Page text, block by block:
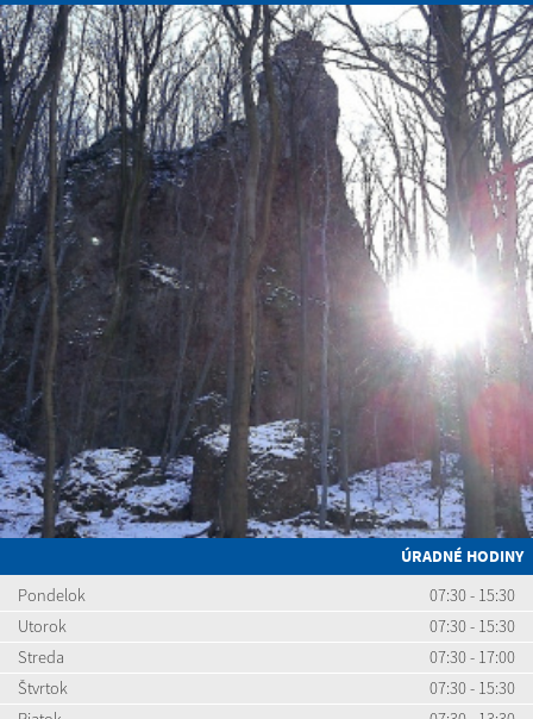
ÚRADNÉ HODINY
Pondelok
07:30 - 15:30
Utorok
07:30 - 15:30
Streda
07:30 - 17:00
Štvrtok
07:30 - 15:30